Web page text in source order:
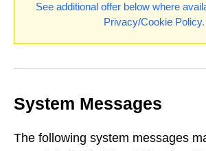
See additional offer below where
Privacy/Cookie Policy.
System Messages
The following system messages